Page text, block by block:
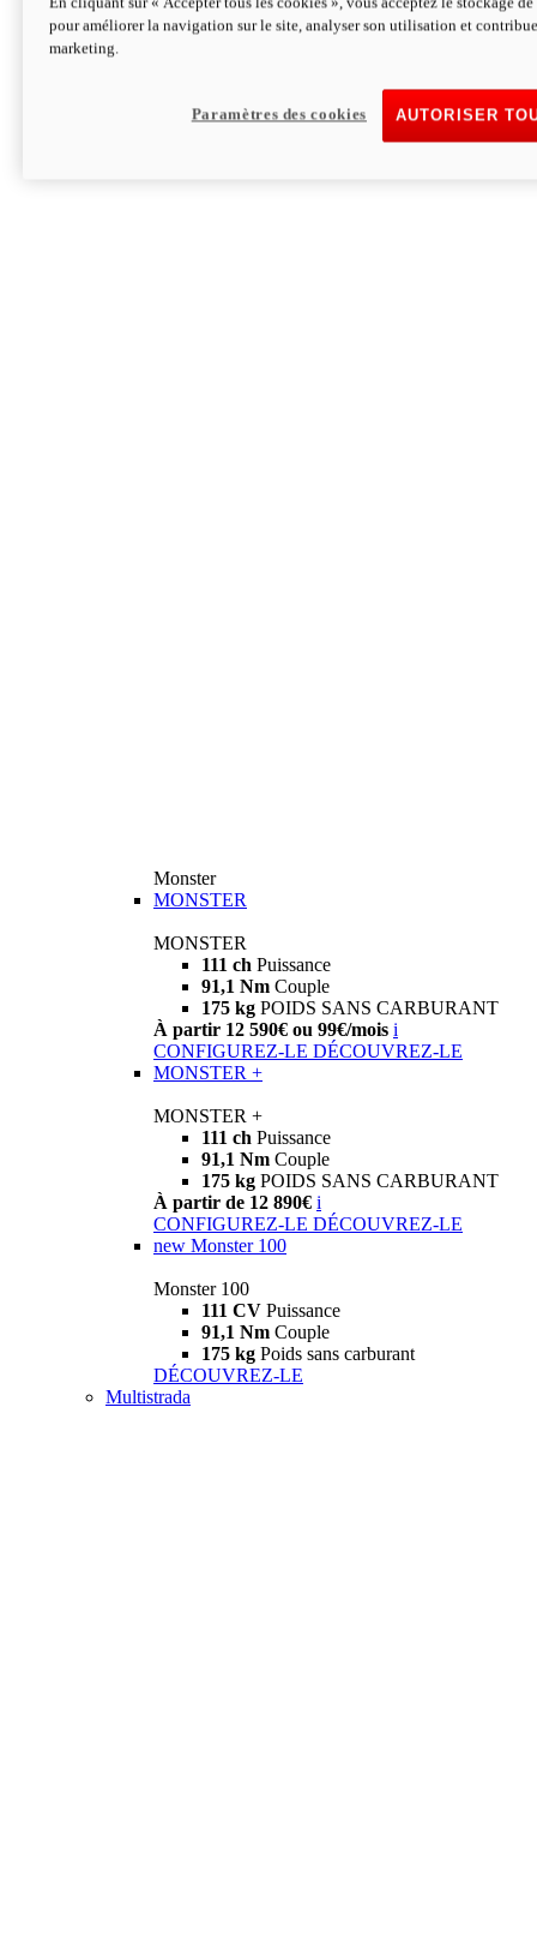
Hypermotard V2 SP 100
Découvrez-le
Monster
MONSTER
MONSTER
111 ch Puissance
91,1 Nm Couple
175 kg POIDS SANS CARBURANT
À partir 12 590€ ou 99€/mois i
CONFIGUREZ-LE DÉCOUVREZ-LE
MONSTER +
MONSTER +
111 ch Puissance
91,1 Nm Couple
175 kg POIDS SANS CARBURANT
À partir de 12 890€ i
CONFIGUREZ-LE DÉCOUVREZ-LE
new Monster 100
Monster 100
111 CV Puissance
91,1 Nm Couple
175 kg Poids sans carburant
DÉCOUVREZ-LE
Multistrada
pour améliorer la navigation sur le site, analyser son utilisation et
marketing.
AUTORISER
Paramètres des cookies